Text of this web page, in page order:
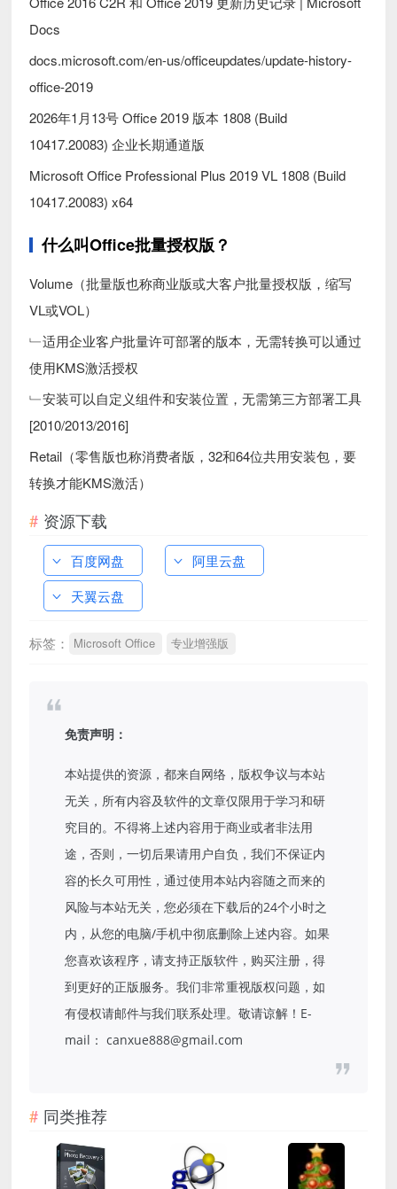
Docs
docs.microsoft.com/en-us/officeupdates/update-history-
office-2019
2026年1月13号 Office 2019 版本 1808 (Build
10417.20083) 企业长期通道版
Microsoft Office Professional Plus 2019 VL 1808 (Build
10417.20083) x64
什么叫Office批量授权版？
Volume（批量版也称商业版或大客户批量授权版，缩写
VL或VOL）
﹂适用企业客户批量许可部署的版本，无需转换可以通过
使用KMS激活授权
﹂安装可以自定义组件和安装位置，无需第三方部署工具
[2010/2013/2016]
Retail（零售版也称消费者版，32和64位共用安装包，要
转换才能KMS激活）
资源下载
百度网盘
阿里云盘
天翼云盘
标签： Microsoft Office 专业增强版
免责声明：
本站提供的资源，都来自网络，版权争议与本站
无关，所有内容及软件的文章仅限用于学习和研
究目的。不得将上述内容用于商业或者非法用
途，否则，一切后果请用户自负，我们不保证内
容的长久可用性，通过使用本站内容随之而来的
风险与本站无关，您必须在下载后的24个小时之
内，从您的电脑/手机中彻底删除上述内容。如果
您喜欢该程序，请支持正版软件，购买注册，得
到更好的正版服务。我们非常重视版权问题，如
有侵权请邮件与我们联系处理。敬请谅解！E-
mail： canxue888@gmail.com
同类推荐